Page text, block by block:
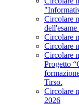
Circolare
Circolare
Circolare
Circolare
Progetto
Tirso.
Circolare
2026